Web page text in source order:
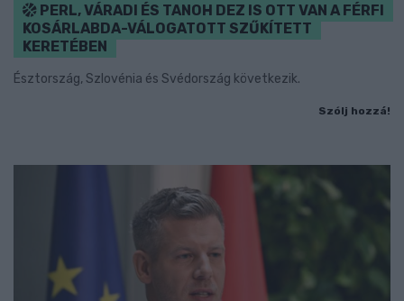
PERL, VÁRADI ÉS TANOH DEZ IS OTT VAN A FÉRFI
KOSÁRLABDA-VÁLOGATOTT SZŰKÍTETT
KERETÉBEN
Észtország, Szlovénia és Svédország következik.
Szólj hozzá!